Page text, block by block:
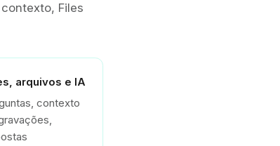
Files
arquivos e IA
contexto